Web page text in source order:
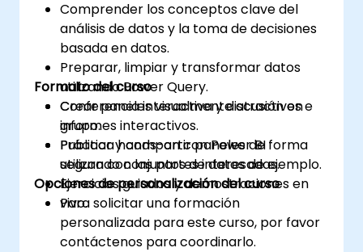
Comprender los conceptos clave del
análisis de datos y la toma de decisiones
basada en datos.
Preparar, limpiar y transformar datos
utilizando Power Query.
Crear paneles visualmente atractivos e
informes interactivos.
Publicar y compartir paneles de forma
segura con las partes interesadas.
Formato del curso
Conferencia interactiva y discusión en
grupo.
Práctica hands-on con Power BI
utilizando conjuntos de datos de ejemplo.
Ejercicios guiados y demostraciones en
vivo.
Opciones de personalización del curso
Para solicitar una formación
personalizada para este curso, por favor
contáctenos para coordinarlo.